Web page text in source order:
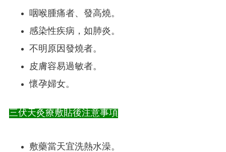
咽喉腫痛者、發高燒。
感染性疾病，如肺炎。
不明原因發燒者。
皮膚容易過敏者。
懷孕婦女。
三伏天灸療敷貼後注意事項
敷藥當天宜洗熱水澡。